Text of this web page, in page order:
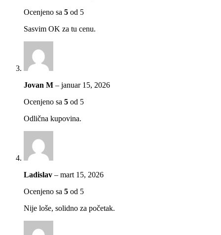
Ocenjeno sa 5 od 5
Sasvim OK za tu cenu.
Jovan M – januar 15, 2026
Ocenjeno sa 5 od 5
Odlična kupovina.
Ladislav – mart 15, 2026
Ocenjeno sa 5 od 5
Nije loše, solidno za početak.